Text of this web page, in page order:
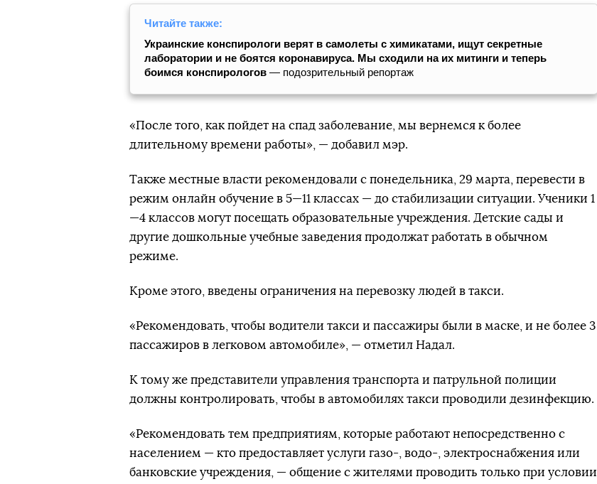
Читайте также:
Украинские конспирологи верят в самолеты с химикатами, ищут секретные
лаборатории и не боятся коронавируса. Мы сходили на их митинги и теперь
боимся конспирологов — подозрительный репортаж
«После того, как пойдет на спад заболевание, мы вернемся к более
длительному времени работы», — добавил мэр.
Также местные власти рекомендовали с понедельника, 29 марта, перевести в
режим онлайн обучение в 5—11 классах — до стабилизации ситуации. Ученики 1
—4 классов могут посещать образовательные учреждения. Детские сады и
другие дошкольные учебные заведения продолжат работать в обычном
режиме.
Кроме этого, введены ограничения на перевозку людей в такси.
«Рекомендовать, чтобы водители такси и пассажиры были в маске, и не более 3
пассажиров в легковом автомобиле», — отметил Надал.
К тому же представители управления транспорта и патрульной полиции
должны контролировать, чтобы в автомобилях такси проводили дезинфекцию.
«Рекомендовать тем предприятиям, которые работают непосредственно с
населением — кто предоставляет услуги газо-, водо-, электроснабжения или
банковские учреждения, — общение с жителями проводить только при условии